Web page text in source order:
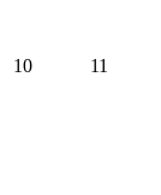
10 11